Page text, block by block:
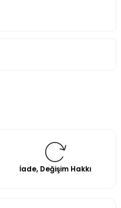
İade, Değişim Hakkı